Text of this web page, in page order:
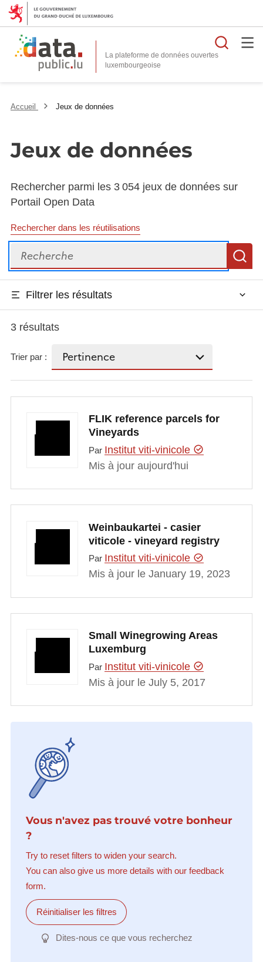
La plateforme de données ouvertes
Accueil Jeux de données
Jeux de données
Rechercher parmi les 3 054 jeux de données sur
Portail Open Data
Rechercher dans les réutilisations
Recherche
Filtrer les résultats
3 résultats
Trier par :
FLIK reference parcels for
Vineyards
Par Institut viti-vinicole
Mis à jour aujourd'hui
Weinbaukartei - casier
viticole - vineyard registry
Par Institut viti-vinicole
Mis à jour le January 19, 2023
Small Winegrowing Areas
Luxemburg
Par Institut viti-vinicole
Mis à jour le July 5, 2017
Vous n'avez pas trouvé votre bonheur
?
Try to reset filters to widen your search.
You can also give us more details with our feedback
form.
Réinitialiser les filtres
Dites-nous ce que vous recherchez